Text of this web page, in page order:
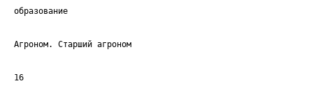
образование
Агроном. Старший агроном
16